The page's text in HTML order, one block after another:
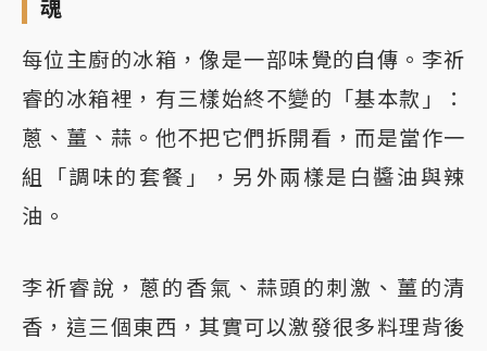
魂
每位主廚的冰箱，像是一部味覺的自傳。李祈
睿的冰箱裡，有三樣始終不變的「基本款」：
蔥、薑、蒜。他不把它們拆開看，而是當作一
組「調味的套餐」，另外兩樣是白醬油與辣
油。
李祈睿說，蔥的香氣、蒜頭的刺激、薑的清
香，這三個東西，其實可以激發很多料理背後